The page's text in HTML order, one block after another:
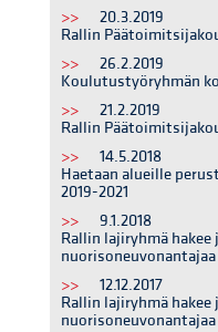
>>
20.3.2019
Rallin
>>
26.2.2019
Koulutustyöryhmän
>>
21.2.2019
Rallin
>>
14.5.2018
Haetaan alueille
2019-2021
>>
9.1.2018
Rallin lajiryhmä
>>
12.12.2017
Rallin lajiryhmä
nuorisoneuvonantajaa